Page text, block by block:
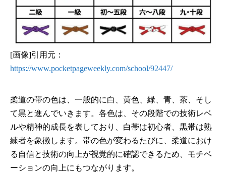
[画像]引用元：
https://www.pocketpageweekly.com/school/92447/
柔道の帯の色は、一般的に白、黄色、緑、青、茶、そし
て黒と進んでいきます。各色は、その段階での技術レベ
ルや精神的成長を表しており、白帯は初心者、黒帯は熟
練者を象徴します。帯の色が変わるたびに、柔道におけ
る自信と技術の向上が視覚的に確認できるため、モチベ
ーションの向上にもつながります。